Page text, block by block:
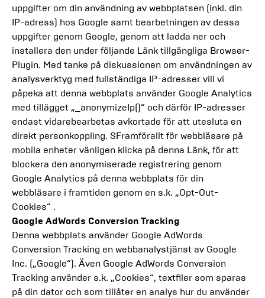
uppgifter om din användning av webbplatsen (inkl. din
IP-adress) hos Google samt bearbetningen av dessa
uppgifter genom Google, genom att ladda ner och
installera den under följande Länk tillgängliga Browser-
Plugin. Med tanke på diskussionen om användningen av
analysverktyg med fullständiga IP-adresser vill vi
påpeka att denna webbplats använder Google Analytics
med tillägget „_anonymizeIp()“ och därför IP-adresser
endast vidarebearbetas avkortade för att utesluta en
direkt personkoppling. SFramförallt för webbläsare på
mobila enheter vänligen klicka på denna Länk, för att
blockera den anonymiserade registrering genom
Google Analytics på denna webbplats för din
webbläsare i framtiden genom en s.k. „Opt-Out-
Cookies“ .
Google AdWords Conversion Tracking
Denna webbplats använder Google AdWords
Conversion Tracking en webbanalystjänst av Google
Inc. („Google“). Även Google AdWords Conversion
Tracking använder s.k. „Cookies“, textfiler som sparas
på din dator och som tillåter en analys hur du använder